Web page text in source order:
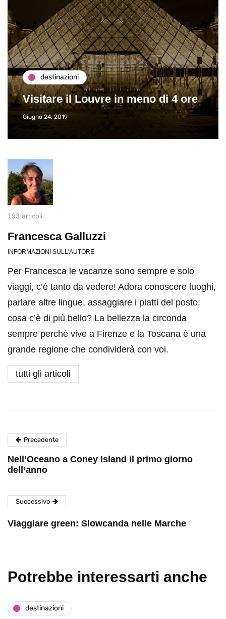
destinazioni
Visitare il Louvre in meno di 4 ore
Giugno 24, 2019
193 articoli
Francesca Galluzzi
INFORMAZIONI SULL'AUTORE
Per Francesca le vacanze sono sempre e solo
viaggi, c’è tanto da vedere! Adora conoscere luoghi,
parlare altre lingue, assaggiare i piatti del posto:
cosa c’è di più bello? La bellezza la circonda
sempre perché vive a Firenze e la Toscana è una
grande regione che condividerà con voi.
tutti gli articoli
Precedente
Nell’Oceano a Coney Island il primo giorno
dell’anno
Successivo
Viaggiare green: Slowcanda nelle Marche
Potrebbe interessarti anche
destinazioni